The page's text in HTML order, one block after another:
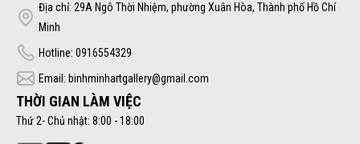
Địa chỉ: 29A Ngô Thời Nhiệm, phường Xuân Hòa, Thành phố Hồ Chí
Minh
Hotline: 0916554329
Email: binhminhartgallery@gmail.com
THỜI GIAN LÀM VIỆC
Thứ 2- Chủ nhật: 8:00 - 18:00